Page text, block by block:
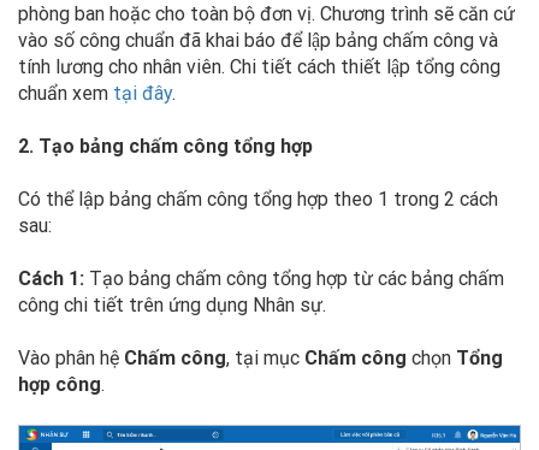
phòng ban hoặc cho toàn bộ đơn vị. Chương trình sẽ căn cứ
vào số công chuẩn đã khai báo để lập bảng chấm công và
tính lương cho nhân viên. Chi tiết cách thiết lập tổng công
chuẩn xem tại đây.
2. Tạo bảng chấm công tổng hợp
Có thể lập bảng chấm công tổng hợp theo 1 trong 2 cách
sau:
Cách 1: Tạo bảng chấm công tổng hợp từ các bảng chấm
công chi tiết trên ứng dụng Nhân sự.
Vào phân hệ Chấm công, tại mục Chấm công chọn Tổng
hợp công.